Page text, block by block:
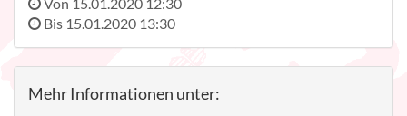
Bis 15.01.2020 13:30
Mehr Informationen unter: